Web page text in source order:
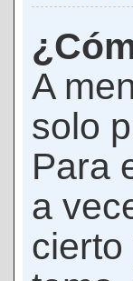
A
solo
Para
a